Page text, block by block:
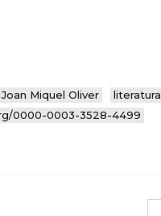
Joan Miquel Oliver
literatura
0000-0003-3528-4499